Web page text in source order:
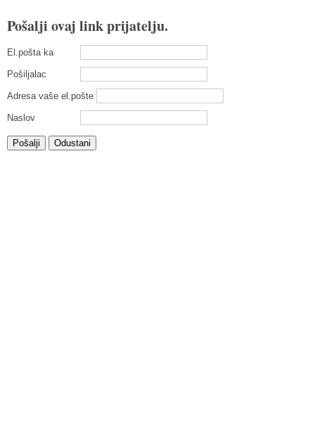
Pošalji ovaj link prijatelju.
El.pošta ka
Pošiljalac
Adresa vaše el.pošte
Naslov
Pošalji Odustani